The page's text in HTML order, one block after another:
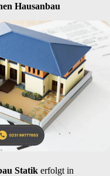
Hausanbau
Statik erfolgt in